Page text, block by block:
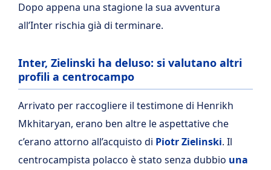
Dopo appena una stagione la sua avventura
all’Inter rischia già di terminare.
Inter, Zielinski ha deluso: si valutano altri
profili a centrocampo
Arrivato per raccogliere il testimone di Henrikh
Mkhitaryan, erano ben altre le aspettative che
c’erano attorno all’acquisto di Piotr Zielinski. Il
centrocampista polacco è stato senza dubbio una